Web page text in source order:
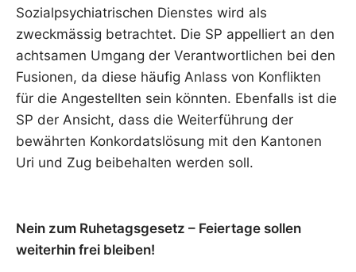
Sozialpsychiatrischen Dienstes wird als
zweckmässig betrachtet. Die SP appelliert an den
achtsamen Umgang der Verantwortlichen bei den
Fusionen, da diese häufig Anlass von Konflikten
für die Angestellten sein könnten. Ebenfalls ist die
SP der Ansicht, dass die Weiterführung der
bewährten Konkordatslösung mit den Kantonen
Uri und Zug beibehalten werden soll.
Nein zum Ruhetagsgesetz – Feiertage sollen
weiterhin frei bleiben!